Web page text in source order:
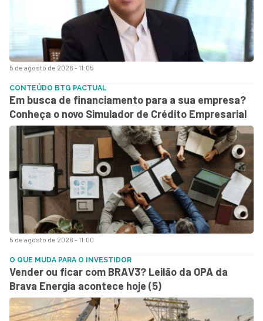
5 de agosto de 2026 - 11:05
5 de agosto de 2026 - 11:00
CONTEÚDO BTG PACTUAL
Em busca de financiamento para a sua empresa?
Conheça o novo Simulador de Crédito Empresarial
O QUE MUDA PARA O INVESTIDOR
Vender ou ficar com BRAV3? Leilão da OPA da
Brava Energia acontece hoje (5)